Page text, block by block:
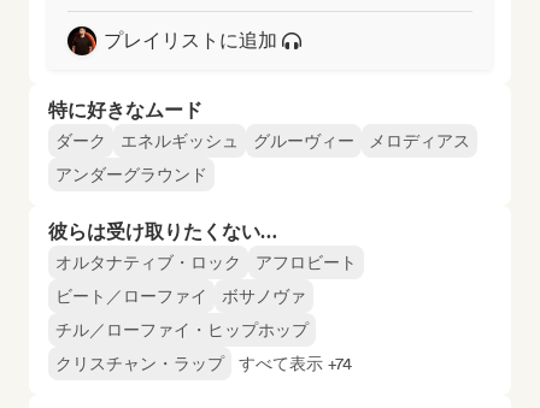
プレイリストに追加
特に好きなムード
ダーク エネルギッシュ グルーヴィー
メロディアス
アンダーグラウンド
彼らは受け取りたくない…
オルタナティブ・ロック
アフロビート
ビート／ローファイ
ボサノヴァ
チル／ローファイ・ヒップホップ
クリスチャン・ラップ
すべて表示 +74